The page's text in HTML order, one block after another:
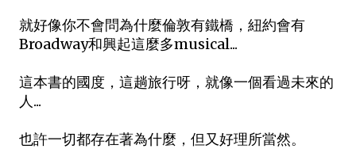
就好像你不會問為什麼倫敦有鐵橋，紐約會有
Broadway和興起這麼多musical...
這本書的國度，這趟旅行呀，就像一個看過未來的
人...
也許一切都存在著為什麼，但又好理所當然。